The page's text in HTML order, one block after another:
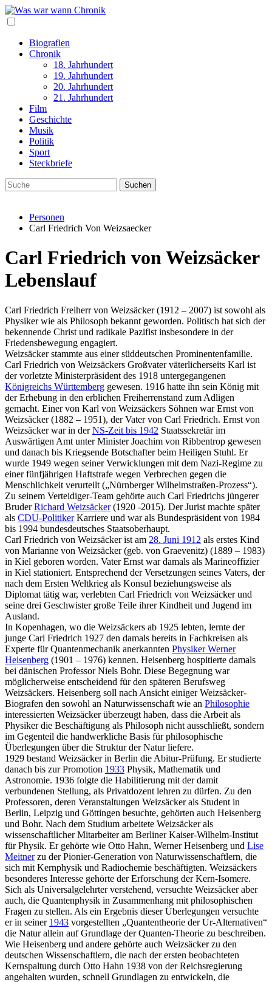
Biografien
Chronik
18. Jahrhundert
19. Jahrhundert
20. Jahrhundert
21. Jahrhundert
Film
Geschichte
Musik
Politik
Sport
Steckbriefe
Personen
Carl Friedrich Von Weizsaecker
Carl Friedrich von Weizsäcker
Lebenslauf
Carl Friedrich Freiherr von Weizsäcker (1912 – 2007) ist sowohl als
Physiker wie als Philosoph bekannt geworden. Politisch hat sich der
bekennende Christ und radikale Pazifist insbesondere in der
Friedensbewegung engagiert.
Weizsäcker stammte aus einer süddeutschen Prominentenfamilie.
Carl Friedrich von Weizsäckers Großvater väterlicherseits Karl ist
der vorletzte Ministerpräsident des 1918 untergegangenen
Königreichs Württemberg gewesen. 1916 hatte ihn sein König mit
der Erhebung in den erblichen Freiherrenstand zum Adligen
gemacht. Einer von Karl von Weizsäckers Söhnen war Ernst von
Weizsäcker (1882 – 1951), der Vater von Carl Friedrich. Ernst von
Weizsäcker war in derNS-Zeit bis 1942 Staatssekretär im
Auswärtigen Amt unter Minister Joachim von Ribbentrop gewesen
und danach bis Kriegsende Botschafter beim Heiligen Stuhl. Er
wurde 1949 wegen seiner Verwicklungen mit dem Nazi-Regime zu
einer fünfjährigen Haftstrafe wegen Verbrechen gegen die
Menschlichkeit verurteilt („Nürnberger Wilhelmstraßen-Prozess“).
Zu seinem Verteidiger-Team gehörte auch Carl Friedrichs jüngerer
BruderRichard Weizsäcker(1920 -2015). Der Jurist machte später
als CDU-PolitikerKarriere und war als Bundespräsident von 1984
bis 1994 bundesdeutsches Staatsoberhaupt.
Carl Friedrich von Weizsäcker ist am 28. Juni 1912 als erstes Kind
von Marianne von Weizsäcker (geb. von Graevenitz) (1889 – 1983)
in Kiel geboren worden. Vater Ernst war damals als Marineoffizier
in Kiel stationiert. Entsprechend der Versetzungen seines Vaters, der
nach dem Ersten Weltkrieg als Konsul beziehungsweise als
Diplomat tätig war, verlebten Carl Friedrich von Weizsäcker und
seine drei Geschwister große Teile ihrer Kindheit und Jugend im
Ausland.
In Kopenhagen, wo die Weizsäckers ab 1925 lebten, lernte der
junge Carl Friedrich 1927 den damals bereits in Fachkreisen als
Experte für Quantenmechanik anerkannten Physiker Werner
Heisenberg (1901 – 1976) kennen. Heisenberg hospitierte damals
bei dänischen Professor Niels Bohr. Diese Begegnung war
möglicherweise entscheidend für den späteren Berufsweg
Weizsäckers. Heisenberg soll nach Ansicht einiger Weizsäcker-
Biografen den sowohl an Naturwissenschaft wie an Philosophie
interessierten Weizsäcker überzeugt haben, dass die Arbeit als
Physiker die Beschäftigung als Philosoph nicht ausschließt, sondern
im Gegenteil die handwerkliche Basis für philosophische
Überlegungen über die Struktur der Natur liefere.
1929 bestand Weizsäcker in Berlin die Abitur-Prüfung. Er studierte
danach bis zur Promotion 1933 Physik, Mathematik und
Astronomie. 1936 folgte die Habilitierung mit der damit
verbundenen Stellung, als Privatdozent lehren zu dürfen. Zu den
Professoren, deren Veranstaltungen Weizsäcker als Student in
Berlin, Leipzig und Göttingen besuchte, gehörten auch Heisenberg
und Bohr. Nach dem Studium arbeitete Weizsäcker als
wissenschaftlicher Mitarbeiter am Berliner Kaiser-Wilhelm-Institut
für Physik. Er gehörte wie Otto Hahn, Werner Heisenberg und Lise
Meitnerzu der Pionier-Generation von Naturwissenschaftlern, die
sich mit Kernphysik und Radiochemie beschäftigten. Weizsäckers
besonderes Interesse gehörte der Erforschung der Kern-Isomere.
Sich als Universalgelehrter verstehend, versuchte Weizsäcker aber
auch, die Quantenphysik in Zusammenhang mit philosophischen
Fragen zu stellen. Als ein Ergebnis dieser Überlegungen versuchte
er in seiner 1943 vorgestellten „Quantentheorie der Ur-Alternativen“
die Natur allein auf Grundlage der Quanten-Theorie zu beschreiben.
Wie Heisenberg und andere gehörte auch Weizsäcker zu den
deutschen Wissenschaftlern, die nach der ersten beobachteten
Kernspaltung durch Otto Hahn 1938 von der Reichsregierung
angehalten wurden, schnell Grundlagen zu entwickeln, die